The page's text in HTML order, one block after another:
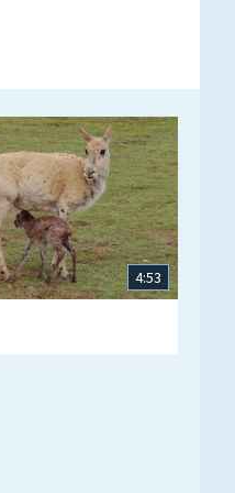
4:53